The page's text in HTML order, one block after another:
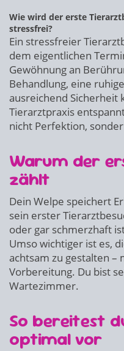
Wie wird der erste
stressfrei?
Ein stressfreier
dem eigentlichen
Gewöhnung an
Behandlung, eine
ausreichend Sicherheit
Tierarztpraxis
nicht Perfektion,
Warum der
zählt
Dein Welpe speichert
sein erster
oder gar schmerzhaft
Umso wichtiger ist es,
achtsam zu gestalten –
Vorbereitung. Du bist
Wartezimmer.
So bereitest
optimal vor